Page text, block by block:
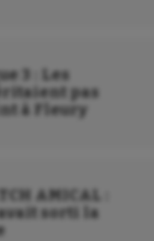
3 : Les
pas
à Fleury
AMICAL :
avait sorti la